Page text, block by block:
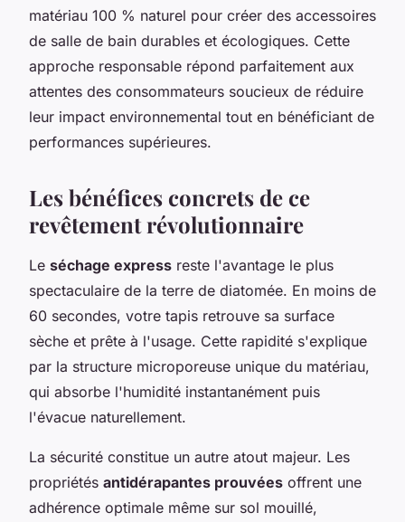
matériau 100 % naturel pour créer des accessoires
de salle de bain durables et écologiques. Cette
approche responsable répond parfaitement aux
attentes des consommateurs soucieux de réduire
leur impact environnemental tout en bénéficiant de
performances supérieures.
Les bénéfices concrets de ce
revêtement révolutionnaire
Le séchage express reste l'avantage le plus
spectaculaire de la terre de diatomée. En moins de
60 secondes, votre tapis retrouve sa surface
sèche et prête à l'usage. Cette rapidité s'explique
par la structure microporeuse unique du matériau,
qui absorbe l'humidité instantanément puis
l'évacue naturellement.
La sécurité constitue un autre atout majeur. Les
propriétés antidérapantes prouvées offrent une
adhérence optimale même sur sol mouillé,